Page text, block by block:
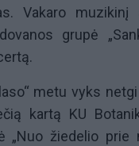
Vakaro muzikinį
grupė
metu vyks
kartą KU
„Nuo žiedelio prie